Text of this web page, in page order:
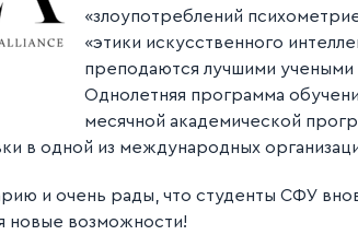
«злоупотреблений
«этики искусственного
преподаются лучшими учеными
Однолетняя программа
месячной академической
в одной из международных
и очень рады, что студенты СФУ
новые возможности!